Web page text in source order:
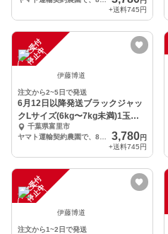
+送料745円
注
文
受
付
停
止
中
伊藤博道
注文から2~5日で発送
6月12日以降発送ブラックジャッ
クLサイズ(6kg〜7kg未満)1玉入
り。千葉県富里市
3,780円
+送料745円
注
文
受
付
停
止
中
伊藤博道
注文から1~2日で発送